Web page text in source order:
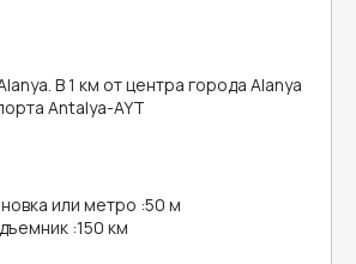
В 1 км от центра города Alanya
Antalya-AYT
или метро :50 м
:150 км